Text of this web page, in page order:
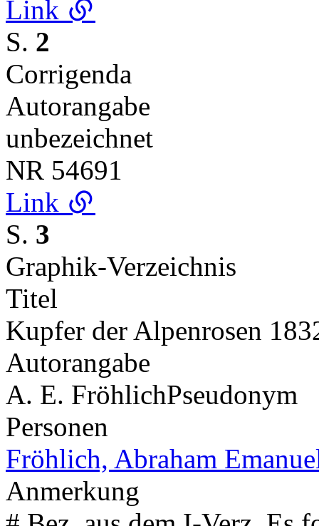
Link
S. 2
Corrigenda
Autorangabe
unbezeichnet
NR 54691
Link
S. 3
Graphik-Verzeichnis
Titel
Kupfer der Alpenrosen
Autorangabe
A. E. FröhlichPseudonym
Personen
Fröhlich, Abraham
Anmerkung